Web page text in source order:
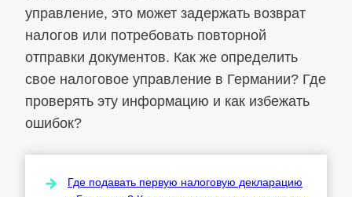
управление, это может задержать возврат
налогов или потребовать повторной
отправки документов. Как же определить
свое налоговое управление в Германии? Где
проверять эту информацию и как избежать
ошибок?
Где подавать первую налоговую декларацию